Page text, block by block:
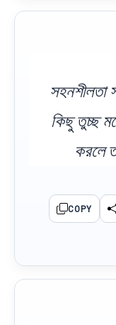
সহনশীলতা
কিছু তুচ্ছ
করলে
COPY